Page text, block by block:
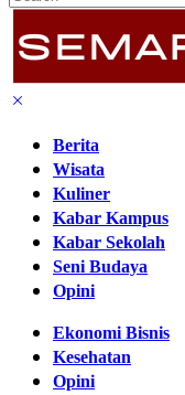
Berita
Wisata
Kuliner
Kabar Kampus
Kabar Sekolah
Seni Budaya
Opini
Ekonomi Bisnis
Kesehatan
Opini